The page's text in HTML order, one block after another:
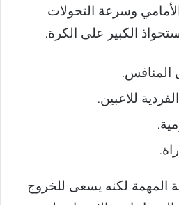
وسرعة التحولات
الكبير على الكرة.
المنافس.
للاعبين.
المهمة لكنه يسعى للخروج